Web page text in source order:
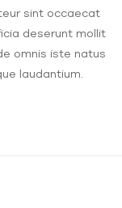
sint occaecat
deserunt mollit
omnis iste natus
laudantium.